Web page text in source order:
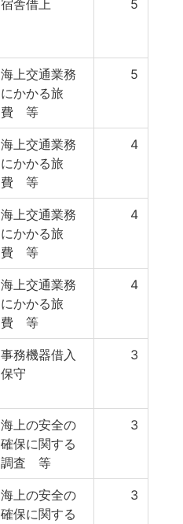
宿舎借上 5
海上交通業務
にかかる旅
費 等
5
海上交通業務
にかかる旅
費 等
4
海上交通業務
にかかる旅
費 等
4
海上交通業務
にかかる旅
費 等
4
事務機器借入
保守
3
海上の安全の
確保に関する
調査 等
3
海上の安全の
確保に関する
3